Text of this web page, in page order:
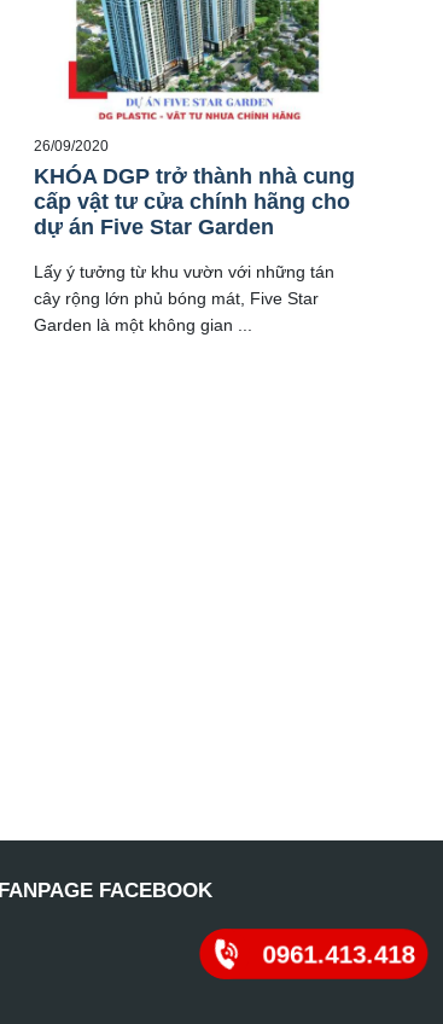
26/09/2020
KHÓA DGP trở thành nhà cung
cấp vật tư cửa chính hãng cho
dự án Five Star Garden
Lấy ý tưởng từ khu vườn với những tán
cây rộng lớn phủ bóng mát, Five Star
Garden là một không gian ...
FANPAGE FACEBOOK
0961.413.418